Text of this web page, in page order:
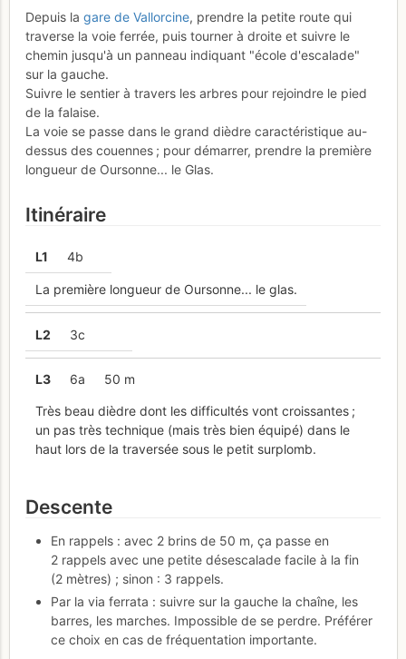
Depuis la gare de Vallorcine, prendre la petite route qui
traverse la voie ferrée, puis tourner à droite et suivre le
chemin jusqu'à un panneau indiquant "école d'escalade"
sur la gauche.
Suivre le sentier à travers les arbres pour rejoindre le pied
de la falaise.
La voie se passe dans le grand dièdre caractéristique au-
dessus des couennes ; pour démarrer, prendre la première
longueur de Oursonne... le Glas.
Itinéraire
L1 4b
La première longueur de Oursonne... le glas.
L2 3c
L3 6a 50 m
Très beau dièdre dont les difficultés vont croissantes ;
un pas très technique (mais très bien équipé) dans le
haut lors de la traversée sous le petit surplomb.
Descente
En rappels : avec 2 brins de 50 m, ça passe en
2 rappels avec une petite désescalade facile à la fin
(2 mètres) ; sinon : 3 rappels.
Par la via ferrata : suivre sur la gauche la chaîne, les
barres, les marches. Impossible de se perdre. Préférer
ce choix en cas de fréquentation importante.